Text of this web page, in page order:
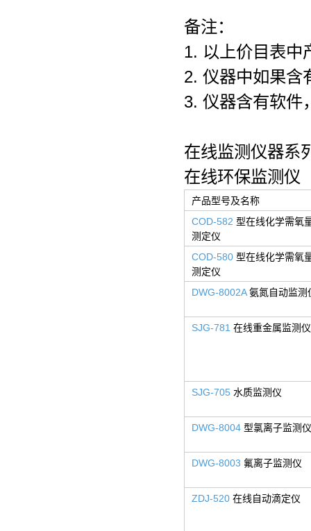
备注：
1. 以上价目表中
2. 仪器中如果含
3. 仪器含有软件
在线监测仪器系
在线环保监测仪
产品型号及名称
COD-582 型在线化学需氧
测定仪
COD-580 型在线化学需氧
测定仪
DWG-8002A氨氮自动监测
SJG-781 在线重金属监测仪
SJG-705 水质监测仪
DWG-8004 型氯离子监测仪
DWG-8003 氟离子监测仪
ZDJ-520 在线自动滴定仪